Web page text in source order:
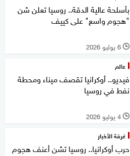
بأسلحة عالية الدقة.. روسيا تعلن شن
"هجوم واسع" على كييف
l 6 يوليو 2026
عالم
فيديو.. أوكرانيا تقصف ميناء ومحطة
نفط في روسيا
l 4 يوليو 2026
غرفة الأخبار
حرب أوكرانيا.. روسيا تشن أعنف هجوم